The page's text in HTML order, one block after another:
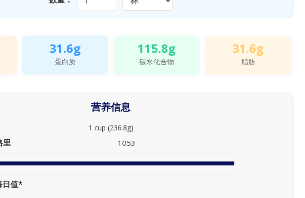
31.6g
蛋白质
115.8g
碳水化合物
31.6g
脂肪
营养信息
1 cup (236.8g)
里 1053
日值*